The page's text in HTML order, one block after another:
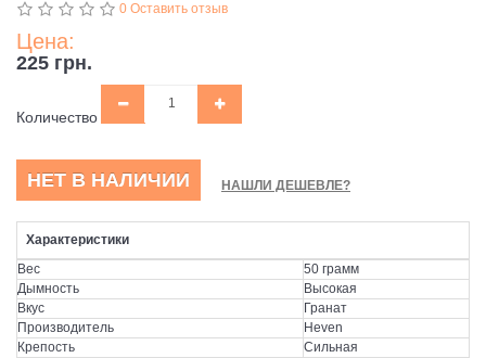
0 Оставить отзыв
Цена:
225 грн.
Количество
НЕТ В НАЛИЧИИ НАШЛИ ДЕШЕВЛЕ?
Характеристики
Вес
50 грамм
Дымность
Высокая
Вкус
Гранат
Производитель
Heven
Крепость
Сильная